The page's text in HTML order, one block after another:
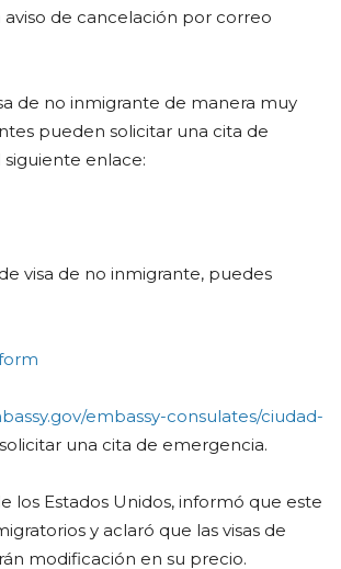
aviso de cancelación por correo
de no inmigrante de manera muy
pueden solicitar una cita de
enlace:
visa de no inmigrante, puedes
embassy-consulates/ciudad-
una cita de emergencia.
los Estados Unidos, informó que este
y aclaró que las visas de
modificación en su precio.